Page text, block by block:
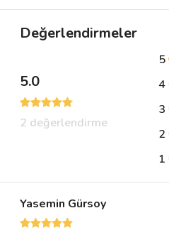
Değerlendirmeler
5.0
2 değerlendirme
5
4
3
2
1
Yasemin Gürsoy